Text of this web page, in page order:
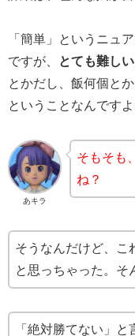
「簡単」というニュ
ですが、
とても難しい
とかだし、飯何個と
ということなんですよ
あキラ
そもそも
ね？
そうなんだけど、こ
と思っちゃった。そ
「絶対勝てない」